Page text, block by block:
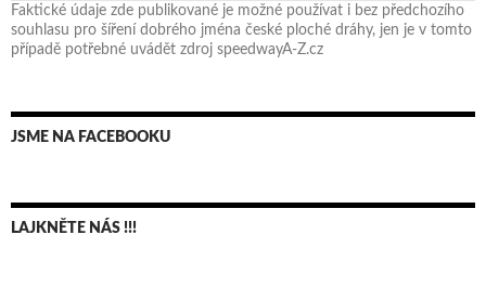
Faktické údaje zde publikované je možné používat i bez předchozího
souhlasu pro šíření dobrého jména české ploché dráhy, jen je v tomto
případě potřebné uvádět zdroj speedwayA-Z.cz
JSME NA FACEBOOKU
LAJKNĚTE NÁS !!!